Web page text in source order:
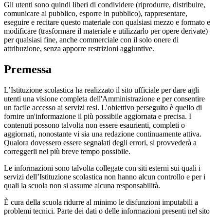
Gli utenti sono quindi liberi di condividere (riprodurre, distribuire,
comunicare al pubblico, esporre in pubblico), rappresentare,
eseguire e recitare questo materiale con qualsiasi mezzo e formato e
modificare (trasformare il materiale e utilizzarlo per opere derivate)
per qualsiasi fine, anche commerciale con il solo onere di
attribuzione, senza apporre restrizioni aggiuntive.
Premessa
L’Istituzione scolastica ha realizzato il sito ufficiale per dare agli
utenti una visione completa dell'Amministrazione e per consentire
un facile accesso ai servizi resi. L'obiettivo perseguito è quello di
fornire un'informazione il più possibile aggiornata e precisa. I
contenuti possono talvolta non essere esaurienti, completi o
aggiornati, nonostante vi sia una redazione continuamente attiva.
Qualora dovessero essere segnalati degli errori, si provvederà a
correggerli nel più breve tempo possibile.
Le informazioni sono talvolta collegate con siti esterni sui quali i
servizi dell’Istituzione scolastica non hanno alcun controllo e per i
quali la scuola non si assume alcuna responsabilità.
È cura della scuola ridurre al minimo le disfunzioni imputabili a
problemi tecnici. Parte dei dati o delle informazioni presenti nel sito